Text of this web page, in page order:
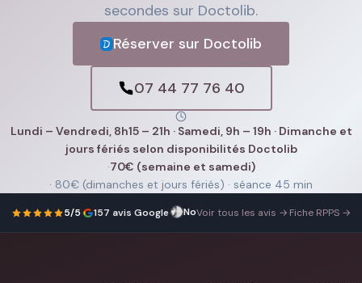
secondes sur Doctolib.
Réserver sur Doctolib
07 44 77 76 40
Lundi – Vendredi, 8h15 – 21h · Samedi, 9h – 19h · Dimanche et
jours fériés selon disponibilités Doctolib
·70€ (semaine et samedi)
· 80€ (dimanches et jours fériés) · séance 45 min
5/5· 157 avis Google· Nosanoff Tatiana8 avril 2026
Athina
Voir tous les avis →·Fiche RPPS →